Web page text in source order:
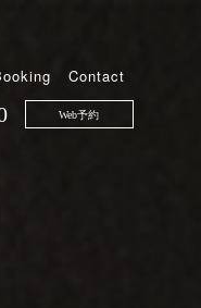
Contact
Web予約